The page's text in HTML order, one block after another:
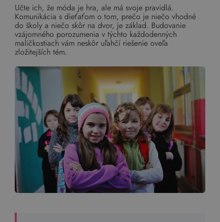
Učte ich, že móda je hra, ale má svoje pravidlá.
Komunikácia s dieťaťom o tom, prečo je niečo vhodné
do školy a niečo skôr na dvor, je základ. Budovanie
vzájomného porozumenia v týchto každodenných
maličkostiach vám neskôr uľahčí riešenie oveľa
zložitejších tém.